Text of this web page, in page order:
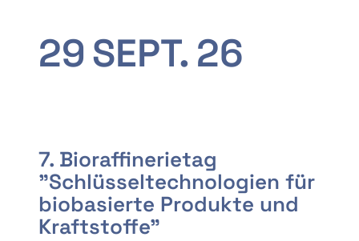
29SEPT. 26
7. Bioraffinerietag
"Schlüsseltechnologien für
biobasierte Produkte und
Kraftstoffe"